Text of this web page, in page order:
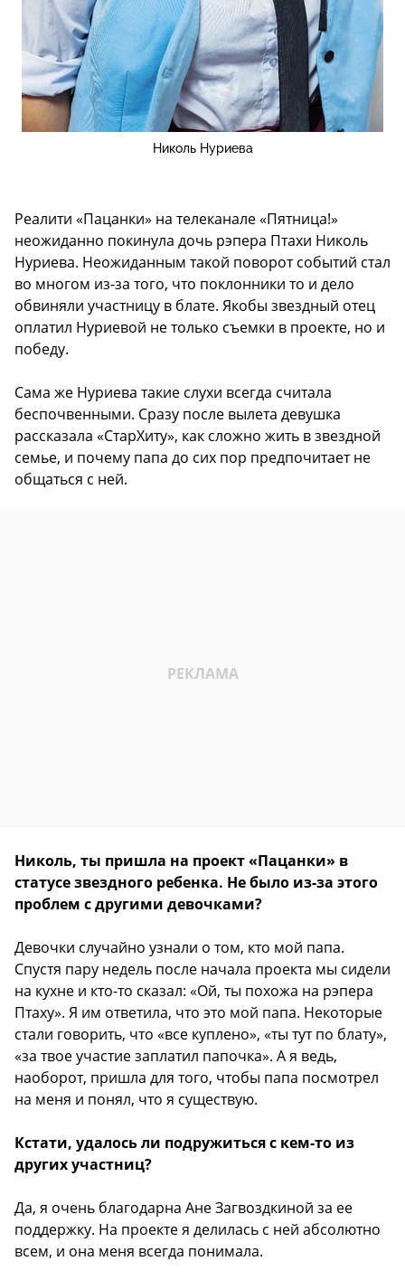
Николь Нуриева
Реалити «Пацанки» на телеканале «Пятница!»
неожиданно покинула дочь рэпера Птахи Николь
Нуриева. Неожиданным такой поворот событий стал
во многом из-за того, что поклонники то и дело
обвиняли участницу в блате. Якобы звездный отец
оплатил Нуриевой не только съемки в проекте, но и
победу.
Сама же Нуриева такие слухи всегда считала
беспочвенными. Сразу после вылета девушка
рассказала «СтарХиту», как сложно жить в звездной
семье, и почему папа до сих пор предпочитает не
общаться с ней.
Николь, ты пришла на проект «Пацанки» в
статусе звездного ребенка. Не было из-за этого
проблем с другими девочками?
Девочки случайно узнали о том, кто мой папа.
Спустя пару недель после начала проекта мы сидели
на кухне и кто-то сказал: «Ой, ты похожа на рэпера
Птаху». Я им ответила, что это мой папа. Некоторые
стали говорить, что «все куплено», «ты тут по блату»,
«за твое участие заплатил папочка». А я ведь,
наоборот, пришла для того, чтобы папа посмотрел
на меня и понял, что я существую.
Кстати, удалось ли подружиться с кем-то из
других участниц?
Да, я очень благодарна Ане Загвоздкиной за ее
поддержку. На проекте я делилась с ней абсолютно
всем, и она меня всегда понимала.